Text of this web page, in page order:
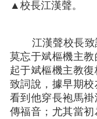
▲校長江漢聲。
江漢聲校長致
莫忘于斌樞機主
起于斌樞機主教
致詞說，據早期
看到他穿長袍馬
傳福音；尤其當